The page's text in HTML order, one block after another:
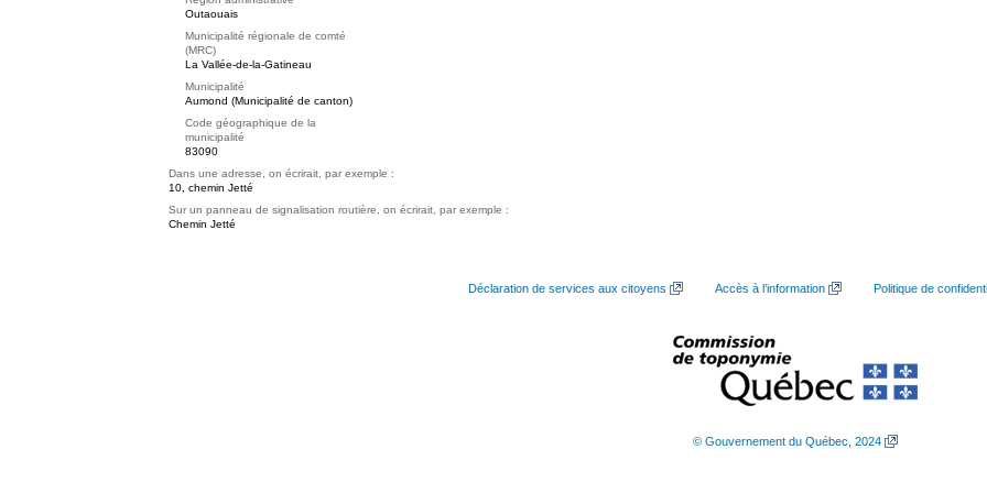
Outaouais
Municipalité régionale de comté
(MRC)
La Vallée-de-la-Gatineau
Municipalité
Aumond (Municipalité de canton)
Code géographique de la
municipalité
83090
Dans une adresse, on écrirait, par exemple :
10, chemin Jetté
Sur un panneau de signalisation routière, on écrirait, par exemple :
Chemin Jetté
Déclaration de services aux citoyens Accès à l’information Politique de
© Gouvernement du Québec, 2024